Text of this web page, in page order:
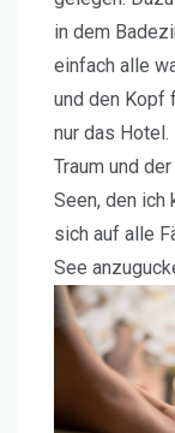
in dem
einfach alle
und den Kopf
nur das
Traum und
Seen, den ich
sich auf alle
See